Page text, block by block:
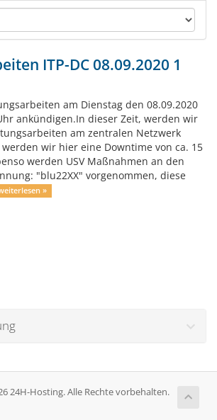
ITP-DC 08.09.2020 1
am Dienstag den 08.09.2020
ankündigen.In dieser Zeit, werden wir
am zentralen Netzwerk
wir hier eine Downtime von ca. 15
werden USV Maßnahmen an den
"blu22XX" vorgenommen, diese
»
24H-Hosting. Alle Rechte vorbehalten.